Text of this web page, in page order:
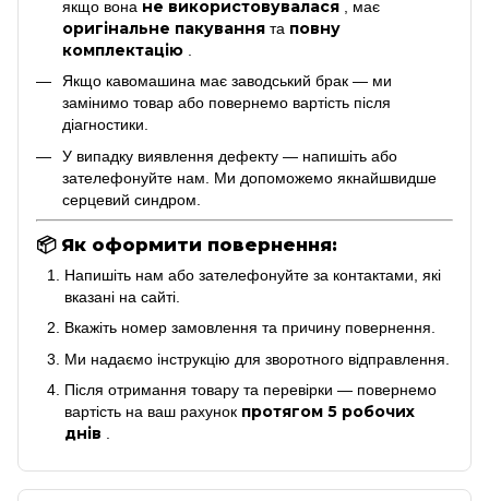
якщо вона не використовувалася , має
оригінальне пакування та повну
комплектацію
Якщо кавомашина має заводський брак — ми
замінимо товар або повернемо вартість після
діагностики.
У випадку виявлення дефекту — напишіть або
зателефонуйте нам. Ми допоможемо якнайшвидше
серцевий синдром.
📦Як оформити повернення:
Напишіть нам або зателефонуйте за контактами, які
вказані на сайті.
Вкажіть номер замовлення та причину повернення.
Ми надаємо інструкцію для зворотного відправлення.
Після отримання товару та перевірки — повернемо
вартість на ваш рахунок протягом 5 робочих
днів